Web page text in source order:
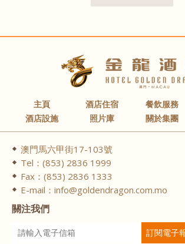
主頁 酒店住宿 餐飲服務
酒店設施
照片庫 關於集團
澳門馬六甲街17-103號
Tel：(853) 2836 1999
Fax：(853) 2836 1333
E-mail：info@goldendragon.com.mo
關注我們